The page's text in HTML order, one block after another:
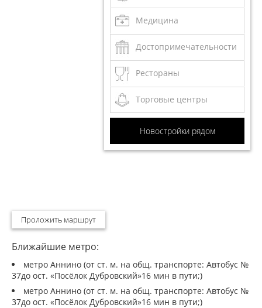
Медицина
Достопримечательности
Рестораны
Торговые центры
Новостройки рядом
Проложить маршрут
Ближайшие метро:
метро Аннино (от ст. м. на общ. транспорте: Автобус №
37до ост. «Посёлок Дубровский»16 мин в пути;)
метро Аннино (от ст. м. на общ. транспорте: Автобус №
37до ост. «Посёлок Дубровский»16 мин в пути;)